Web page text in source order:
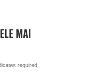
MAI
required